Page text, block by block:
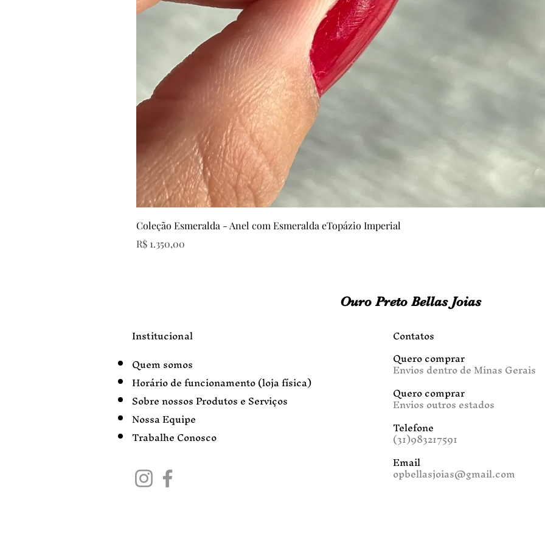
Visualização rápida
Coleção Esmeralda - Anel com Esmeralda eTopázio Imperial
Preço
R$ 1.350,00
Ouro Preto Bellas Joias
Institucional
Quem somos
Horário de funcionamento (loja física)
Sobre nossos Produtos e Serviços
Nossa Equipe
Trabalhe Conosco
Contatos
Quero comprar
Envios dentro de Minas Gerais
Quero comprar
Envios outros estados
Telefone
(31)983217591
Email
opbellasjoias@gmail.com